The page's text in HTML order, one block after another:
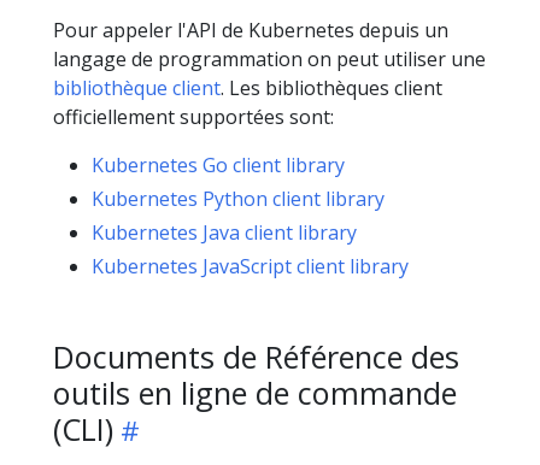
Pour appeler l'API de Kubernetes depuis un
langage de programmation on peut utiliser une
bibliothèque client. Les bibliothèques client
officiellement supportées sont:
Kubernetes Go client library
Kubernetes Python client library
Kubernetes Java client library
Kubernetes JavaScript client library
Documents de Référence des
outils en ligne de commande
(CLI)